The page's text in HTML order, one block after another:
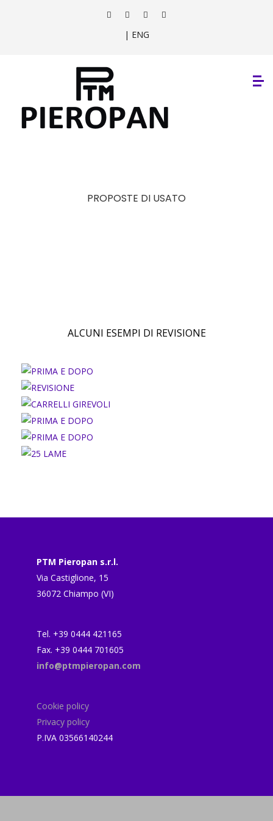
| ENG
PROPOSTE DI USATO
ALCUNI ESEMPI DI REVISIONE
PTM Pieropan s.r.l.
Via Castiglione, 15
36072 Chiampo (VI)
Tel. +39 0444 421165
Fax. +39 0444 701605
info@ptmpieropan.com
Cookie policy
Privacy policy
P.IVA 03566140244